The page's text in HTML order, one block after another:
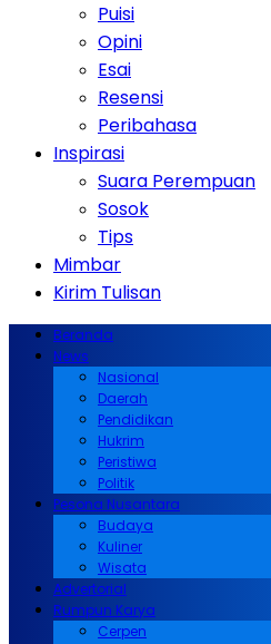
Puisi
Opini
Esai
Resensi
Peribahasa
Inspirasi
Suara Perempuan
Sosok
Tips
Mimbar
Kirim Tulisan
Beranda
News
Nasional
Daerah
Pendidikan
Hukrim
Peristiwa
Politik
Pesona Nusantara
Budaya
Kuliner
Wisata
Advertorial
Rumpun Karya
Cerpen